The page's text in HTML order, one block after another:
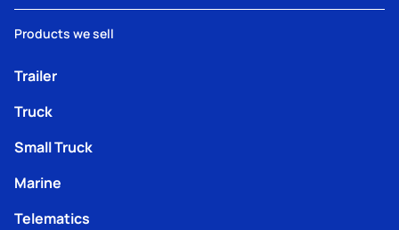
Products we sell
Trailer
Truck
Small Truck
Marine
Telematics